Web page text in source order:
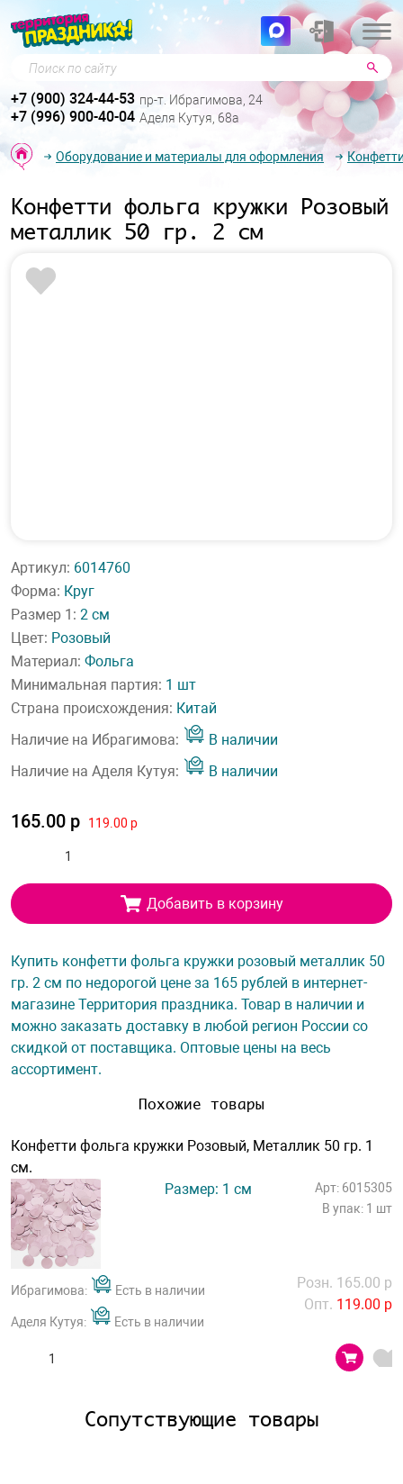
Поиск по сайту
+7 (900) 324-44-53 пр-т. Ибрагимова, 24
+7 (996) 900-40-04 Аделя Кутуя, 68а
Оборудование и материалы для оформления
Конфетти фольга кружки Розовый
металлик 50 гр. 2 см
Артикул: 6014760
Форма: Круг
Размер 1: 2 см
Цвет: Розовый
Материал: Фольга
Минимальная партия: 1 шт
Страна происхождения: Китай
Наличие на Ибрагимова:
В наличии
Наличие на Аделя Кутуя:
В наличии
165.00 р 119.00 р
Добавить в корзину
Купить конфетти фольга кружки розовый металлик 50
гр. 2 см по недорогой цене за 165 рублей в интернет-
магазине Территория праздника. Товар в наличии и
можно заказать доставку в любой регион России со
скидкой от поставщика. Оптовые цены на весь
ассортимент.
Похожие товары
Конфетти фольга кружки Розовый, Металлик 50 гр. 1
см.
Размер: 1 см
Арт: 6015305
В упак: 1 шт
Ибрагимова: Есть в наличии
Аделя Кутуя: Есть в наличии
Розн. 165.00 р
Опт. 119.00 р
Сопутствующие товары